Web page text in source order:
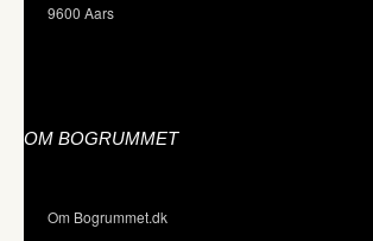
9600 Aars
OM BOGRUMMET
Om Bogrummet.dk